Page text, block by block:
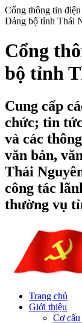
Cổng thông tin
Đảng bộ tỉnh Thái
Cổng
bộ tỉnh
Cung cấp
chức; tin
và các
văn bản,
Thái
công tác
thường vụ
Trang chủ
Giới thiệu
Cơ